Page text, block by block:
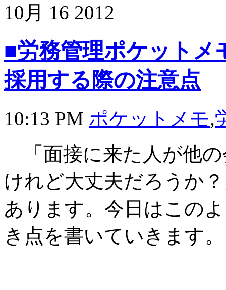
10月 16 2012
■労務管理ポケットメ
採用する際の注意点
10:13 PM ポケットメモ,
「面接に来た人が他
けれど大丈夫だろうか
あります。今日はこの
き点を書いていきます。